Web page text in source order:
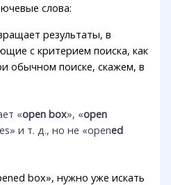
слова:
результаты, в
с критерием поиска, как
обычном поиске, скажем, в
«open box», «open
es» и т. д., но не «opened
box», нужно уже искать